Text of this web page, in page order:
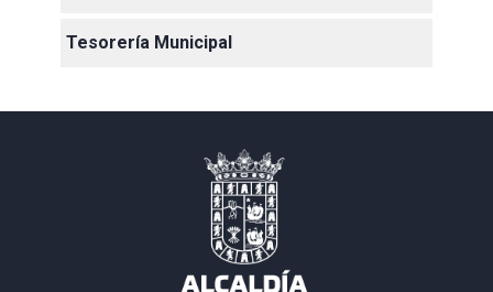
Tesorería Municipal